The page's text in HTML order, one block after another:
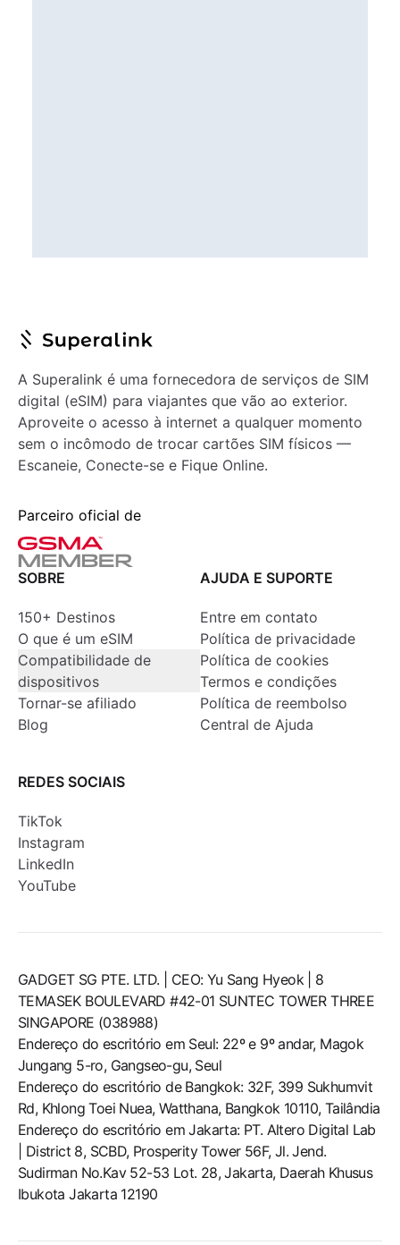
A Superalink é uma fornecedora de serviços de SIM
digital (eSIM) para viajantes que vão ao exterior.
Aproveite o acesso à internet a qualquer momento
sem o incômodo de trocar cartões SIM físicos —
Escaneie, Conecte-se e Fique Online.
Parceiro oficial de
SOBRE
150+ Destinos
O que é um eSIM
Compatibilidade de
dispositivos
Tornar-se afiliado
Blog
AJUDA E SUPORTE
Entre em contato
Política de privacidade
Política de cookies
Termos e condições
Política de reembolso
Central de Ajuda
REDES SOCIAIS
TikTok
Instagram
LinkedIn
YouTube
GADGET SG PTE. LTD. | CEO: Yu Sang Hyeok | 8
TEMASEK BOULEVARD #42-01 SUNTEC TOWER THREE
SINGAPORE (038988)
Endereço do escritório em Seul: 22º e 9º andar, Magok
Jungang 5-ro, Gangseo-gu, Seul
Endereço do escritório de Bangkok: 32F, 399 Sukhumvit
Rd, Khlong Toei Nuea, Watthana, Bangkok 10110, Tailândia
Endereço do escritório em Jakarta: PT. Altero Digital Lab
| District 8, SCBD, Prosperity Tower 56F, Jl. Jend.
Sudirman No.Kav 52-53 Lot. 28, Jakarta, Daerah Khusus
Ibukota Jakarta 12190